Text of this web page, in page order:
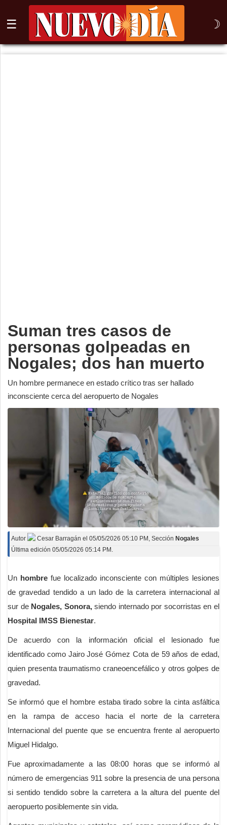
☰ ☽
⌕
Suman tres casos de
personas golpeadas en
Nogales; dos han muerto
Un hombre permanece en estado crítico tras ser hallado
inconsciente cerca del aeropuerto de Nogales
Autor Cesar Barragán el 05/05/2026 05:10 PM , Sección Nogales
Última edición 05/05/2026 05:14 PM.
Un hombre fue localizado inconsciente con múltiples lesiones
de gravedad tendido a un lado de la carretera internacional al
sur de Nogales, Sonora,siendo internado por socorristas en el
Hospital IMSS Bienestar.
De acuerdo con la información oficial el lesionado fue
identificado como Jairo José Gómez Cota de 59 años de edad,
quien presenta traumatismo craneoencefálico y otros golpes de
gravedad.
Se informó que el hombre estaba tirado sobre la cinta asfáltica
en la rampa de acceso hacia el norte de la carretera
Internacional del puente que se encuentra frente al aeropuerto
Miguel Hidalgo.
Fue aproximadamente a las 08:00 horas que se informó al
número de emergencias 911 sobre la presencia de una persona
si sentido tendido sobre la carretera a la altura del puente del
aeropuerto posiblemente sin vida.